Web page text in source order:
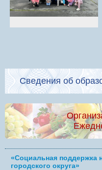
Сведения об
«Социальная поддержка
городского округа»